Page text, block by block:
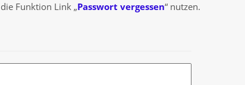
Funktion Link „Passwort vergessen“ nutzen.